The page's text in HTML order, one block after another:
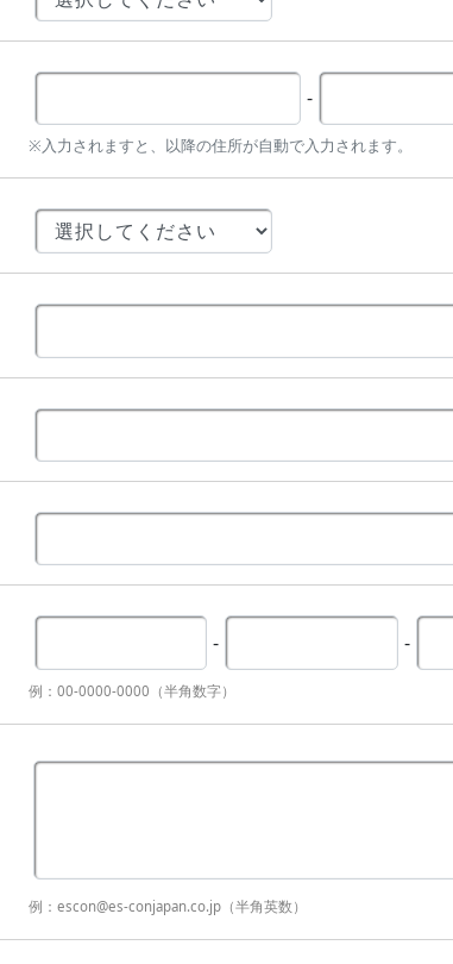
-
※入力されますと、以降の住所が自動で入力されます。
- -
例：00-0000-0000（半角数字）
例：escon@es-conjapan.co.jp（半角英数）